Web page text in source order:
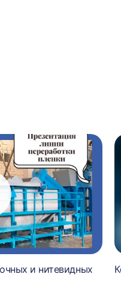
и нитевидных